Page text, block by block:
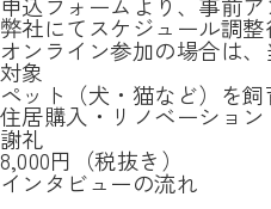
弊社にてスケジュール調
オンライン参加の場合は
対象
ペット（犬・猫など）を
住居購入・リノベーショ
謝礼
8,000円（税抜き）
インタビューの流れ